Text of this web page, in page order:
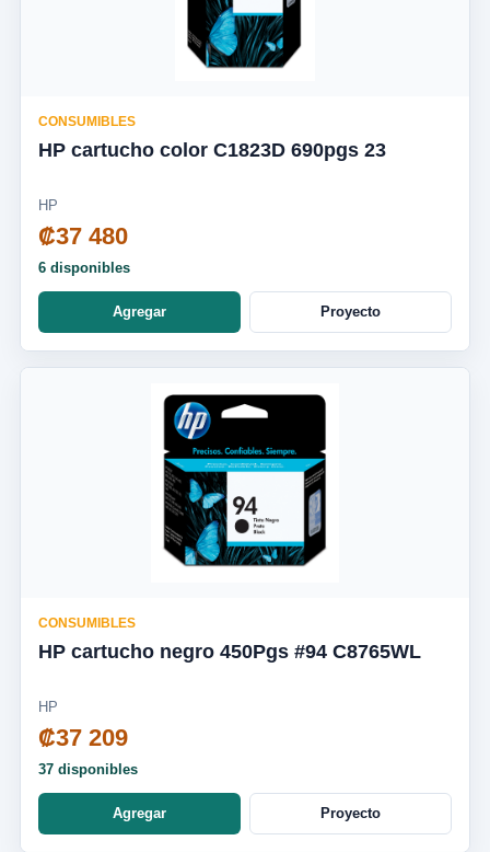
CONSUMIBLES
HP cartucho color C1823D 690pgs 23
HP
₡37 480
6 disponibles
Agregar Proyecto
CONSUMIBLES
HP cartucho negro 450Pgs #94 C8765WL
HP
₡37 209
37 disponibles
Agregar Proyecto